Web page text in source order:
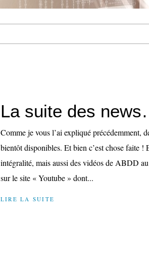
La suite des
Comme je vous l’ai expliqué précédemment,
bientôt disponibles. Et bien c’est chose faite !
intégralité, mais aussi des vidéos de ABDD
sur le site « Youtube » dont...
LIRE LA SUITE